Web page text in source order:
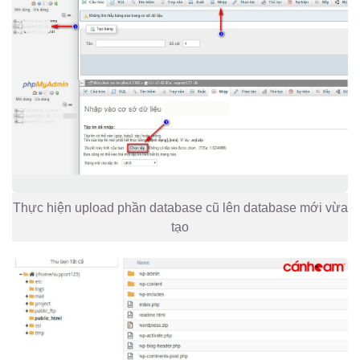
Thực hiện upload phần database cũ lên database mới vừa
tạo